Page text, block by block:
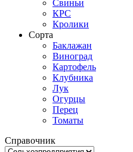
Свиньи
КРС
Кролики
Сорта
Баклажан
Виноград
Картофель
Клубника
Лук
Огурцы
Перец
Томаты
Справочник